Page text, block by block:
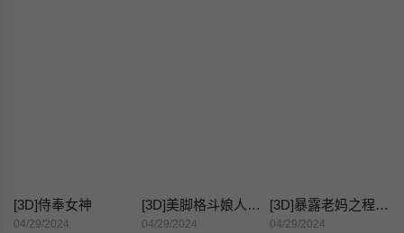
[3D]侍奉女神
04/29/2024
[3D]美脚格斗娘人妻水纪
04/29/2024
[3D]暴露老妈之程老师篇
04/29/2024